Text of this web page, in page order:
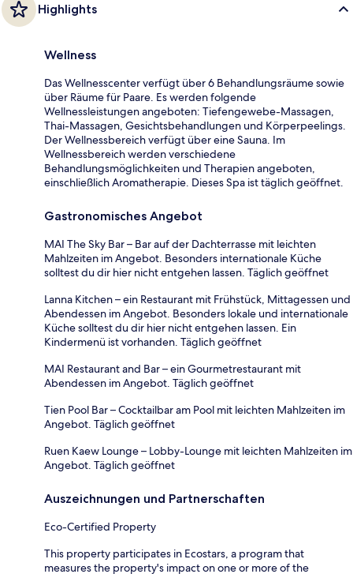
Highlights
Wellness
Das Wellnesscenter verfügt über 6 Behandlungsräume sowie
über Räume für Paare. Es werden folgende
Wellnessleistungen angeboten: Tiefengewebe-Massagen,
Thai-Massagen, Gesichtsbehandlungen und Körperpeelings.
Der Wellnessbereich verfügt über eine Sauna. Im
Wellnessbereich werden verschiedene
Behandlungsmöglichkeiten und Therapien angeboten,
einschließlich Aromatherapie. Dieses Spa ist täglich geöffnet.
Gastronomisches Angebot
MAI The Sky Bar – Bar auf der Dachterrasse mit leichten
Mahlzeiten im Angebot. Besonders internationale Küche
solltest du dir hier nicht entgehen lassen. Täglich geöffnet
Lanna Kitchen – ein Restaurant mit Frühstück, Mittagessen und
Abendessen im Angebot. Besonders lokale und internationale
Küche solltest du dir hier nicht entgehen lassen. Ein
Kindermenü ist vorhanden. Täglich geöffnet
MAI Restaurant and Bar – ein Gourmetrestaurant mit
Abendessen im Angebot. Täglich geöffnet
Tien Pool Bar – Cocktailbar am Pool mit leichten Mahlzeiten im
Angebot. Täglich geöffnet
Ruen Kaew Lounge – Lobby-Lounge mit leichten Mahlzeiten im
Angebot. Täglich geöffnet
Auszeichnungen und Partnerschaften
Eco-Certified Property
This property participates in Ecostars, a program that
measures the property's impact on one or more of the